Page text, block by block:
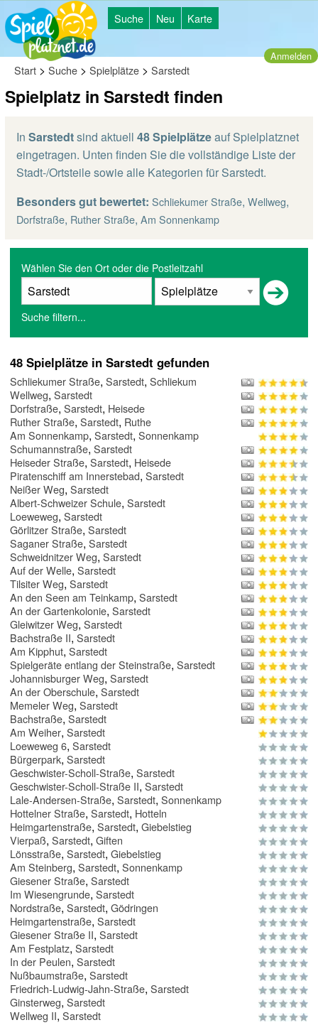
Suche Neu Karte
Anmelden
Start > Suche > Spielplätze > Sarstedt
Spielplatz in Sarstedt finden
In Sarstedtsind aktuell 48 Spielplätzeauf Spielplatznet
eingetragen. Unten finden Sie die vollständige Liste der
Stadt-/Ortsteile sowie alle Kategorien für Sarstedt.
Besonders gut bewertet: Schliekumer Straße, Wellweg,
Dorfstraße, Ruther Straße, Am Sonnenkamp
Wählen Sie den Ort oder die Postleitzahl
Suche filtern...
48 Spielplätze in Sarstedt gefunden
Schliekumer Straße, Sarstedt, Schliekum
Wellweg, Sarstedt
Dorfstraße, Sarstedt, Heisede
Ruther Straße, Sarstedt, Ruthe
Am Sonnenkamp, Sarstedt, Sonnenkamp
Schumannstraße, Sarstedt
Heiseder Straße, Sarstedt, Heisede
Piratenschiff am Innerstebad, Sarstedt
Neißer Weg, Sarstedt
Albert-Schweizer Schule, Sarstedt
Loeweweg, Sarstedt
Görlitzer Straße, Sarstedt
Saganer Straße, Sarstedt
Schweidnitzer Weg, Sarstedt
Auf der Welle, Sarstedt
Tilsiter Weg, Sarstedt
An den Seen am Teinkamp, Sarstedt
An der Gartenkolonie, Sarstedt
Gleiwitzer Weg, Sarstedt
Bachstraße II, Sarstedt
Am Kipphut, Sarstedt
Spielgeräte entlang der Steinstraße, Sarstedt
Johannisburger Weg, Sarstedt
An der Oberschule, Sarstedt
Memeler Weg, Sarstedt
Bachstraße, Sarstedt
Am Weiher, Sarstedt
Loeweweg 6, Sarstedt
Bürgerpark, Sarstedt
Geschwister-Scholl-Straße, Sarstedt
Geschwister-Scholl-Straße II, Sarstedt
Lale-Andersen-Straße, Sarstedt, Sonnenkamp
Hottelner Straße, Sarstedt, Hotteln
Heimgartenstraße, Sarstedt, Giebelstieg
Vierpaß, Sarstedt, Giften
Lönsstraße, Sarstedt, Giebelstieg
Am Steinberg, Sarstedt, Sonnenkamp
Giesener Straße, Sarstedt
Im Wiesengrunde, Sarstedt
Nordstraße, Sarstedt, Gödringen
Heimgartenstraße, Sarstedt
Giesener Straße II, Sarstedt
Am Festplatz, Sarstedt
In der Peulen, Sarstedt
Nußbaumstraße, Sarstedt
Friedrich-Ludwig-Jahn-Straße, Sarstedt
Ginsterweg, Sarstedt
Wellweg II, Sarstedt